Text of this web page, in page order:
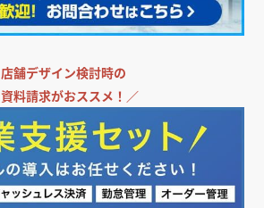
店舗デザイン検討時の
資料請求がおススメ！／